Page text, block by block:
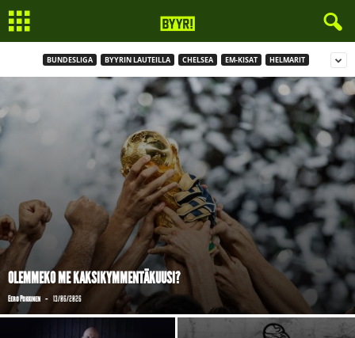
BUNDESLIGA BYYRIN LAUTEILLA CHELSEA EM-KISAT HELMARIT
OLEMMEKO ME KAKSIKYMMENTÄKUUSI?
Eero Pokkinen - 13/06/2026